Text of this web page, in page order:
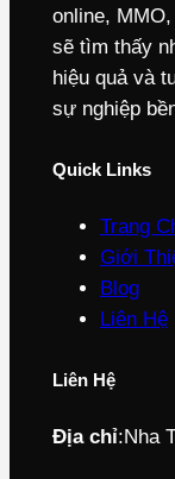
online,
sẽ tìm thấy
hiệu quả và
sự nghiệp
Quick Links
Trang
Giới
Blog
Liên Hệ
Liên Hệ
Địa chỉ:Nha